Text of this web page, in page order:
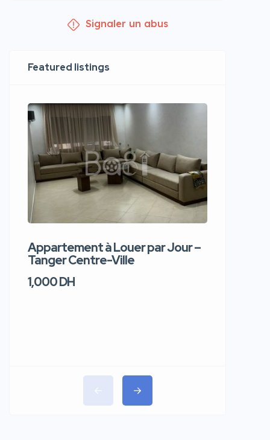
Signaler un abus
Featured listings
Appartement à Louer par Jour –
Tanger Centre-Ville
1,000 DH